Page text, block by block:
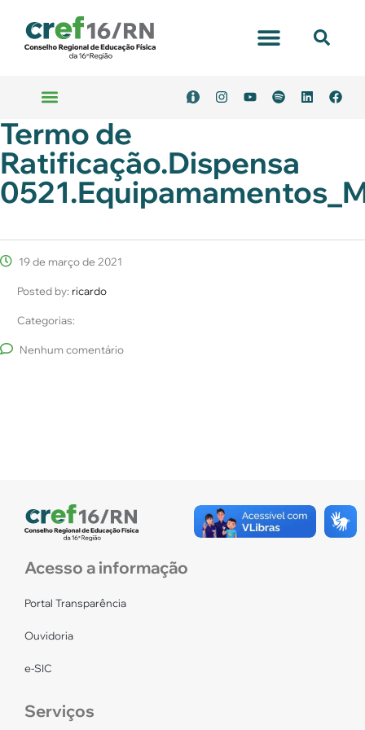
Termo de
Ratificação.Dispensa
19 de março de 2021
Posted by: ricardo
Categorias:
Nenhum comentário
Acesso a informação
Portal Transparência
Ouvidoria
e-SIC
Serviços